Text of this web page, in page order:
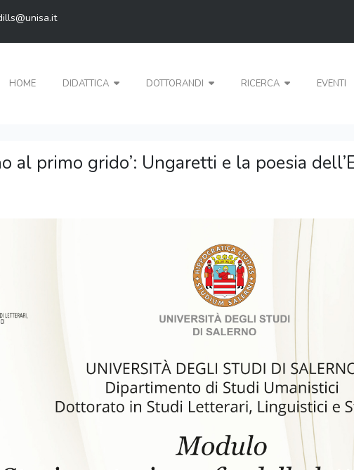
HOME DIDATTICA DOTTORANDI RICERCA EVENTI
al primo grido’: Ungaretti e la poesia